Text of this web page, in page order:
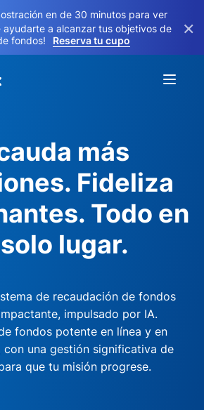
en de 30 minutos para ver
a alcanzar tus objetivos de
fondos!
Reserva tu cupo
×
más
Fideliza
Todo en
lugar.
de recaudación de fondos
impulsado por IA.
fondos potente en línea y en
con una gestión significativa de
que tu misión progrese.